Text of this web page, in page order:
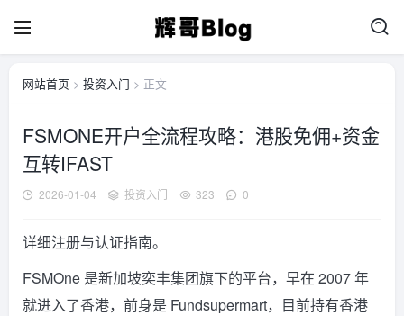
网站首页 > 投资入门 > 正文
FSMONE开户全流程攻略：港股免佣+资金
互转IFAST
2026-01-04 投资入门 323 0
详细注册与认证指南。
FSMOne 是新加坡奕丰集团旗下的平台，早在 2007 年
就进入了香港，前身是 Fundsupermart，目前持有香港